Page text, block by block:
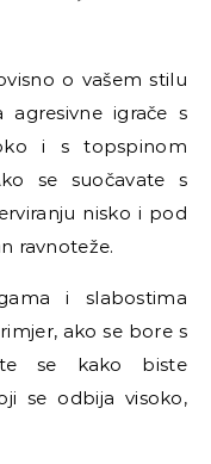
o vašem stilu
igrače s
i s topspinom
se suočavate s
nisko i pod
ravnoteže.
i slabostima
ako se bore s
se kako biste
se odbija visoko,